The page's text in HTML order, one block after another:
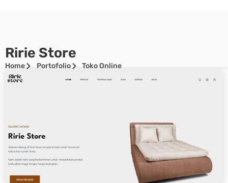
Ririe Store
Home Portofolio Toko Online